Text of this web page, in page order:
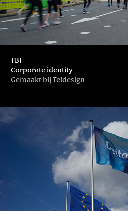
TBI
Corporate identity
Gemaakt bij Teldesign